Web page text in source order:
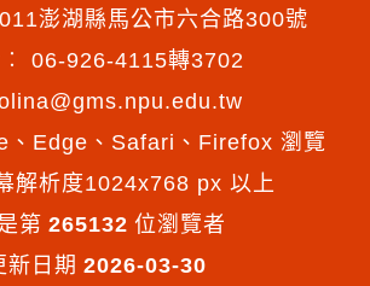
澎湖縣馬公市六合路300號
06-926-4115轉3702
、Edge、Safari、Firefox 瀏覽
解析度1024x768 px 以上
第 265132 位瀏覽者
新日期 2026-03-30